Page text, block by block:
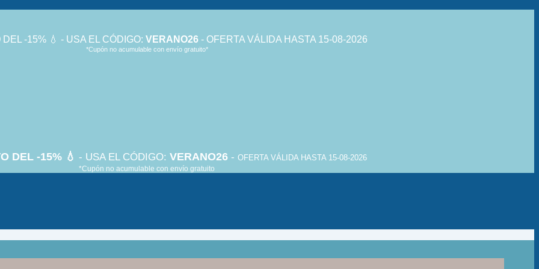
-15% 💧 - USA EL CÓDIGO: VERANO26- OFERTA VÁLIDA HASTA 15-08-2026
*Cupón no acumulable con envío gratuito*
DEL -15% 💧 - USA EL CÓDIGO: VERANO26- OFERTA VÁLIDA HASTA 15-08-2026
*Cupón no acumulable con envío gratuito